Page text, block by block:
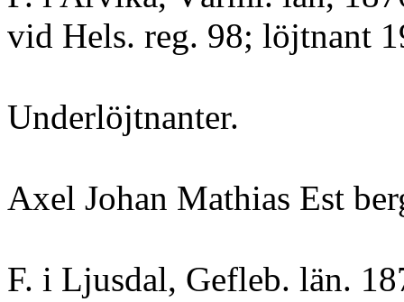
vid Hels. reg. 98; löjtnant
Underlöjtnanter.
Axel Johan Mathias Est
F. i Ljusdal, Gefleb. län.